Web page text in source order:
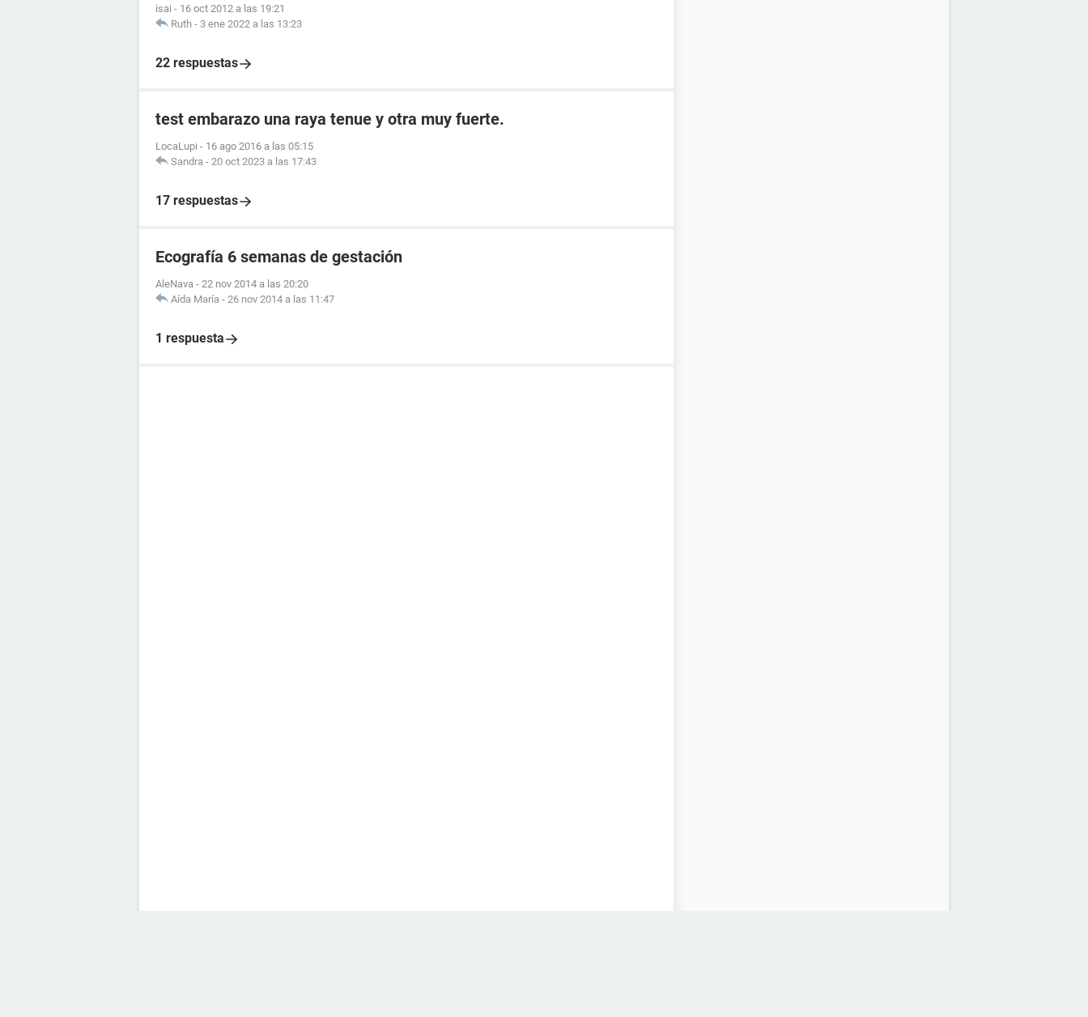
isai - 16 oct 2012 a las 19:21
Ruth - 3 ene 2022 a las 13:23
22 respuestas
test embarazo una raya tenue y otra muy fuerte.
LocaLupi - 16 ago 2016 a las 05:15
Sandra - 20 oct 2023 a las 17:43
17 respuestas
Ecografía 6 semanas de gestación
AleNava - 22 nov 2014 a las 20:20
Aída María - 26 nov 2014 a las 11:47
1 respuesta